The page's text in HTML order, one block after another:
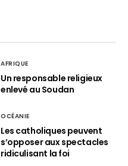
AFRIQUE
Un responsable religieux
enlevé au Soudan
OCÉANIE
Les catholiques peuvent
s’opposer aux spectacles
ridiculisant la foi